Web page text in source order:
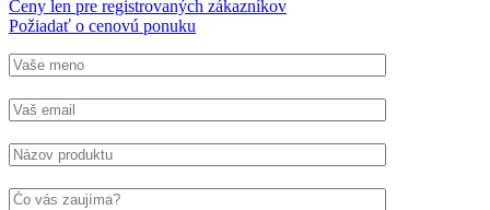
Ceny len pre registrovaných zákazníkov
Požiadať o cenovú ponuku